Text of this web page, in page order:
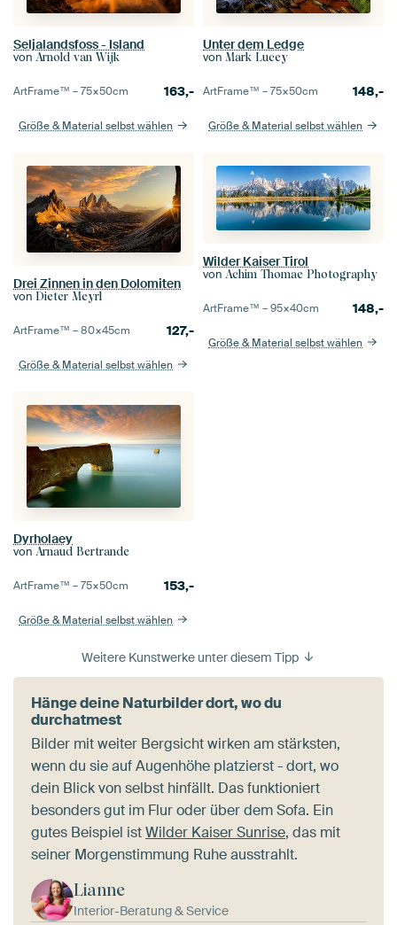
Seljalandsfoss - Island
von Arnold van Wijk
ArtFrame™ –75×50cm 163,-
Größe & Material selbst wählen
Unter dem Ledge
von Mark Lucey
ArtFrame™ –75×50cm 148,-
Größe & Material selbst wählen
Drei Zinnen in den Dolomiten
von Dieter Meyrl
ArtFrame™ –80×45cm 127,-
Größe & Material selbst wählen
Wilder Kaiser Tirol
von Achim Thomae Photography
ArtFrame™ –95×40cm 148,-
Größe & Material selbst wählen
Dyrholaey
von Arnaud Bertrande
ArtFrame™ –75×50cm 153,-
Größe & Material selbst wählen
Weitere Kunstwerke unter diesem Tipp
Hänge deine Naturbilder dort, wo du
durchatmest
Bilder mit weiter Bergsicht wirken am stärksten,
wenn du sie auf Augenhöhe platzierst - dort, wo
dein Blick von selbst hinfällt. Das funktioniert
besonders gut im Flur oder über dem Sofa. Ein
gutes Beispiel istWilder Kaiser Sunrise, das mit
seiner Morgenstimmung Ruhe ausstrahlt.
Lianne
Interior-Beratung & Service